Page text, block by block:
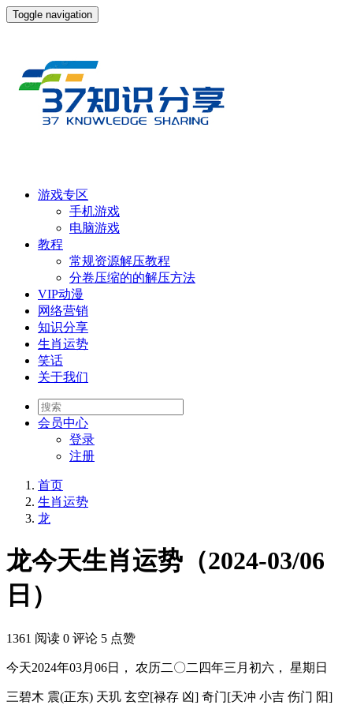
Toggle navigation
游戏专区
手机游戏
电脑游戏
教程
常规资源解压教程
分卷压缩的的解压方法
VIP动漫
网络营销
知识分享
生肖运势
笑话
关于我们
会员中心
登录
注册
首页
生肖运势
龙
龙今天生肖运势（2024-03/06
日）
1361 阅读 0 评论 5 点赞
今天2024年03月06日， 农历二〇二四年三月初六， 星期日
三碧木 震(正东) 天玑 玄空[禄存 凶] 奇门[天冲 小吉 伤门 阳]